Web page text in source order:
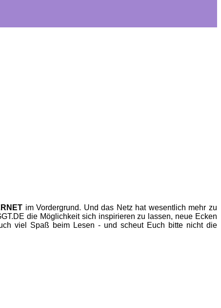
im Vordergrund. Und das Netz hat wesentlich mehr zu
die Möglichkeit sich inspirieren zu lassen, neue Ecken
viel Spaß beim Lesen - und scheut Euch bitte nicht die